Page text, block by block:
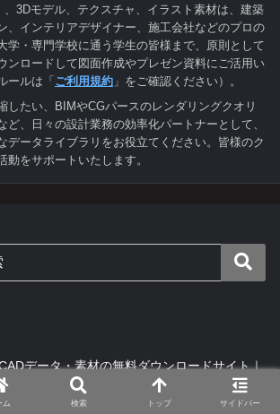
、3Dモデル、テクスチャ、イラスト素材は、建築
、インテリアデザイナー、施工会社などのプロの
学・専門学校に通う学生の皆様まで、原則として
ンロードして図面作成やプレゼン資料にご活用い
ールは「 ご利用規約 」をご確認ください）。
したい、BIMやCGパースのレンダリングクオリ
ど、日々の設計業務の効率化パートナーとして、
データライブラリをお役立てください。皆様のク
動をサポートいたします。
データ・素材の無料ダウンロードサイト｜
digital-architex.
ム 検索 トップ サイドバー